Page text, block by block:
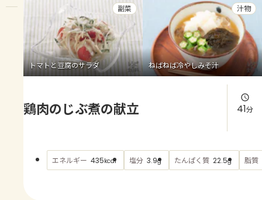
トーク
よくあるお問い合わせ
お買い物
AJINOMOTO PARK とは
トマトと豆腐のサラダ
副菜
ねばねば冷やしみそ汁
汁物
鶏肉のじぶ煮の献立 41分
エネルギー 435kcal 塩分 3.9g たんぱく質 22.5g 脂質